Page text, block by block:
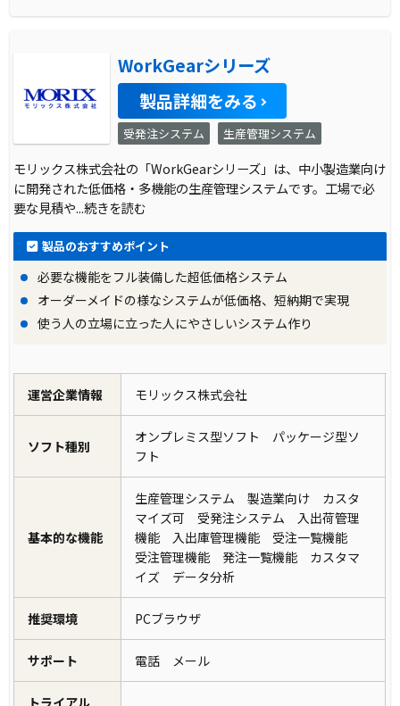
WorkGearシリーズ
製品詳細をみる
受発注システム 生産管理システム
モリックス株式会社の「WorkGearシリーズ」は、中小製造業向け
に開発された低価格・多機能の生産管理システムです。工場で必
要な見積や...続きを読む
製品のおすすめポイント
必要な機能をフル装備した超低価格システム
オーダーメイドの様なシステムが低価格、短納期で実現
使う人の立場に立った人にやさしいシステム作り
運営企業情報 モリックス株式会社
ソフト種別
オンプレミス型ソフト パッケージ型ソ
フト
基本的な機能
生産管理システム 製造業向け カスタ
マイズ可 受発注システム 入出荷管理
機能 入出庫管理機能 受注一覧機能
受注管理機能 発注一覧機能 カスタマ
イズ データ分析
推奨環境 PCブラウザ
サポート 電話 メール